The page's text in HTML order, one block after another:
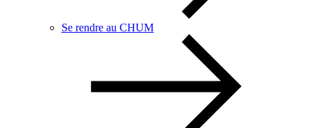
Se rendre au CHUM